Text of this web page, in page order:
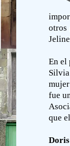
otros
En el
fue
que